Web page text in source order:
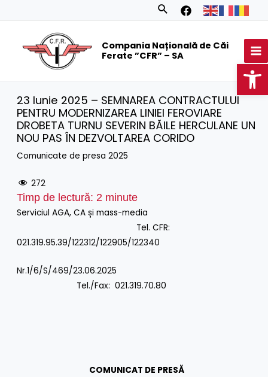
Search
Compania Națională de Căi
Ferate ”CFR” – SA
23 Iunie 2025 – SEMNAREA CONTRACTULUI
PENTRU MODERNIZAREA LINIEI FEROVIARE
DROBETA TURNU SEVERIN BĂILE HERCULANE UN
NOU PAS ÎN DEZVOLTAREA CORIDO
Comunicate de presa 2025
272
Timp de lectură: 2 minute
Serviciul AGA, CA și mass-media
Tel. CFR:
021.319.95.39/122312/122905/122340
Nr.1/6/S/469/23.06.2025
Tel./Fax: 021.319.70.80
COMUNICAT DE PRESĂ